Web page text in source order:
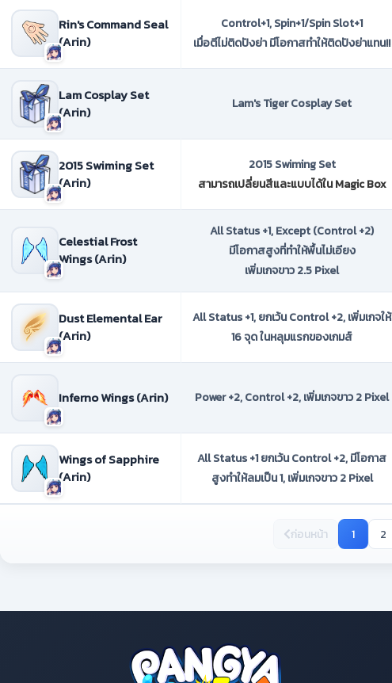
Rin's Command Seal
(Arin)
Control+1, Spin+1/Spin Slot+1
เมื่อตีไม่ติดปังย่า มีโอกาสทำให้ติดปังย่าแทน!!
Lam Cosplay Set
(Arin)
Lam's Tiger Cosplay Set
2015 Swiming Set
(Arin)
2015 Swiming Set
สามารถเปลี่ยนสีและแบบได้ใน Magic Box
Celestial Frost
Wings (Arin)
All Status +1, Except (Control +2)
มีโอกาสสูงที่ทำให้พื้นไม่เอียง
เพิ่มเกจขาว 2.5 Pixel
Dust Elemental Ear
(Arin)
All Status +1, ยกเว้น Control +2, เพิ่มเกจให้
16 จุด ในหลุมแรกของเกมส์
Inferno Wings (Arin) Power +2, Control +2, เพิ่มเกจขาว 2 Pixel
Wings of Sapphire
(Arin)
All Status +1 ยกเว้น Control +2, มีโอกาส
สูงทำให้ลมเป็น 1, เพิ่มเกจขาว 2 Pixel
ก่อนหน้า 1 2